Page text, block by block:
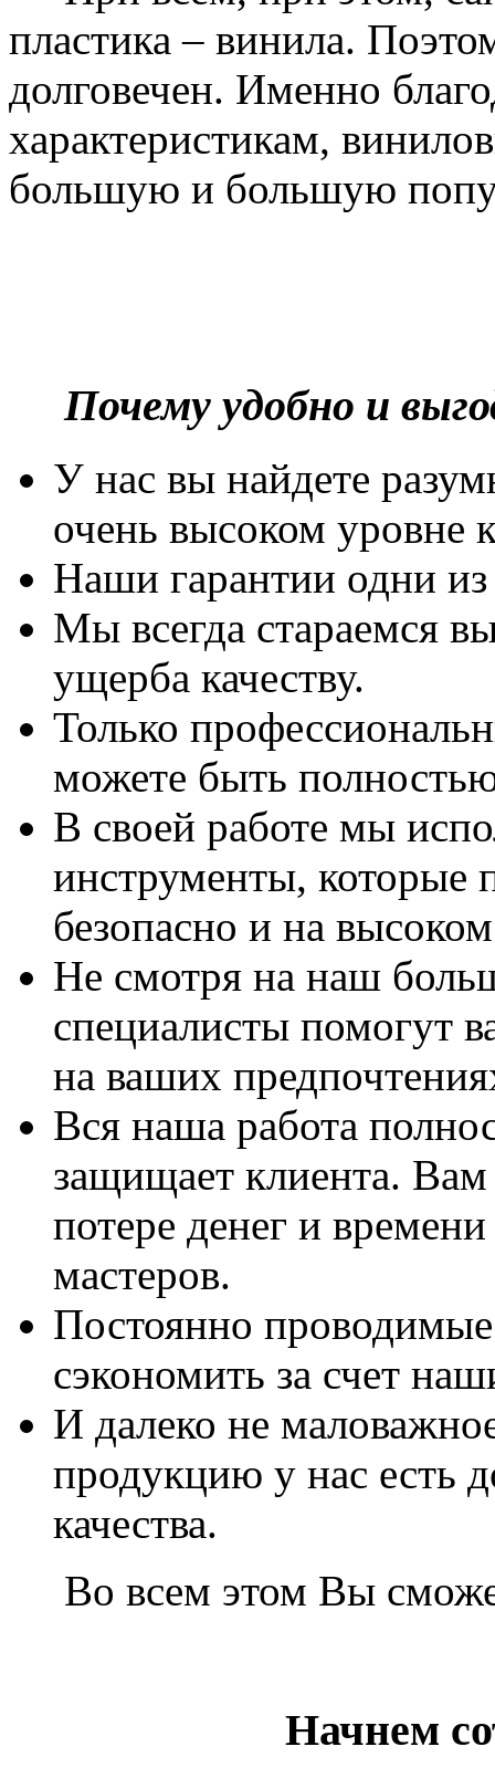
пластика – винила.
долговечен. Именно
характеристикам,
большую и большую
Почему удобно и
У нас вы найдете
очень высоком уровне
Наши гарантии одни
Мы всегда стараемся
ущерба качеству.
Только
можете быть
В своей работе мы
инструменты, которые
безопасно и на
Не смотря на наш
специалисты помогут
на ваших
Вся наша работа
защищает клиента. Вам
потере денег и
мастеров.
Постоянно
сэкономить за счет
И далеко не
продукцию у нас есть
качества.
Во всем этом Вы
Начнем